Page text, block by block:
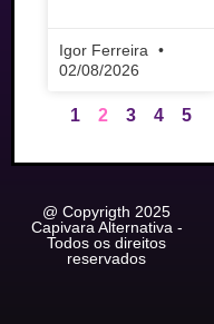
Igor Ferreira
02/08/2026
1 2 3 4 5
@ Copyrigth 2025
Capivara Alternativa -
Todos os direitos
reservados